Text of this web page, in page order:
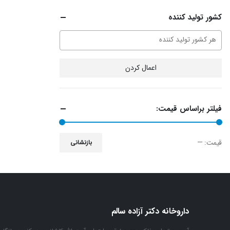
کشور تولید کننده
اعمال کردن
فیلتر براساس قیمت:
حداقل
حداكثر
بازنشانی قيمت: —
داروخانه دکتر آزاده سالم